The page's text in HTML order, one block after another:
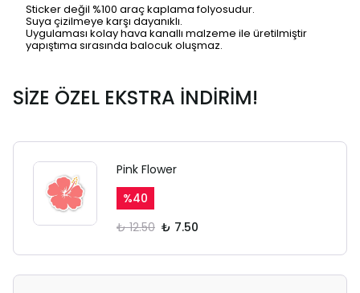
Sticker değil %100 araç kaplama folyosudur.
Suya çizilmeye karşı dayanıklı.
Uygulaması kolay hava kanallı malzeme ile üretilmiştir
yapıştıma sırasında balocuk oluşmaz.
SİZE ÖZEL EKSTRA İNDİRİM!
Pink Flower
%40
₺ 12.50 ₺ 7.50